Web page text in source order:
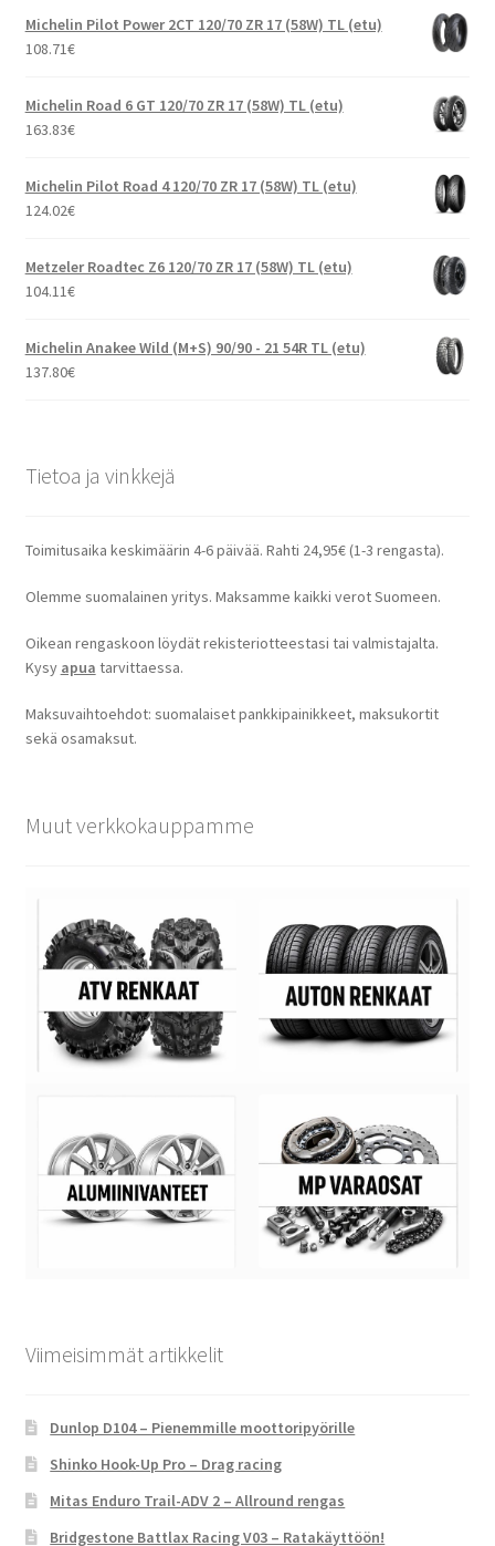
Michelin Pilot Power 2CT 120/70 ZR 17 (58W) TL (etu)
108.71€
Michelin Road 6 GT 120/70 ZR 17 (58W) TL (etu)
163.83€
Michelin Pilot Road 4 120/70 ZR 17 (58W) TL (etu)
124.02€
Metzeler Roadtec Z6 120/70 ZR 17 (58W) TL (etu)
104.11€
Michelin Anakee Wild (M+S) 90/90 - 21 54R TL (etu)
137.80€
Tietoa ja vinkkejä
Toimitusaika keskimäärin 4-6 päivää. Rahti 24,95€ (1-3 rengasta).
Olemme suomalainen yritys. Maksamme kaikki verot Suomeen.
Oikean rengaskoon löydät rekisteriotteestasi tai valmistajalta.
Kysy apua tarvittaessa.
Maksuvaihtoehdot: suomalaiset pankkipainikkeet, maksukortit
sekä osamaksut.
Muut verkkokauppamme
Viimeisimmät artikkelit
Dunlop D104 – Pienemmille moottoripyörille
Shinko Hook-Up Pro – Drag racing
Mitas Enduro Trail-ADV 2 – Allround rengas
Bridgestone Battlax Racing V03 – Ratakäyttöön!